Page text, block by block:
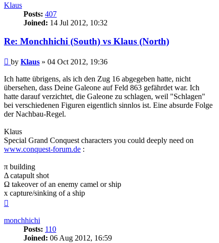
Klaus
Posts: 407
Joined: 14 Jul 2012, 10:32
Re: Monchhichi (South) vs Klaus (North)
Post
by Klaus » 04 Oct 2012, 19:36
Ich hatte übrigens, als ich den Zug 16 abgegeben hatte, nicht
übersehen, dass Deine Galeone auf Feld 863 gefährdet war. Ich
hatte darauf verzichtet, die Galeone zu schlagen, weil "Schlagen"
bei verschiedenen Figuren eigentlich sinnlos ist. Eine absurde Folge
der Nachbau-Regel.
Klaus
Special Grand Conquest characters you could deeply need on
www.conquest-forum.de :
π building
Δ catapult shot
Ω takeover of an enemy camel or ship
x capture/sinking of a ship
monchhichi
Posts: 110
Joined: 06 Aug 2012, 16:59